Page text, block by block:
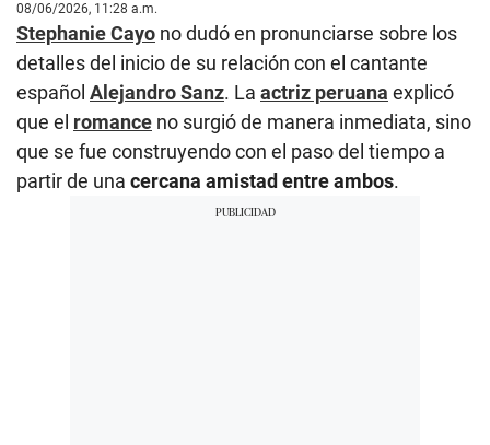
08/06/2026, 11:28 a.m.
Stephanie Cayo no dudó en pronunciarse sobre los
detalles del inicio de su relación con el cantante
español Alejandro Sanz. La actriz peruana explicó
que el romance no surgió de manera inmediata, sino
que se fue construyendo con el paso del tiempo a
partir de una cercana amistad entre ambos.